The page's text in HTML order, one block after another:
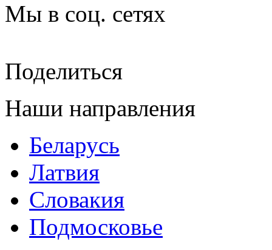
Мы в соц. сетях
Поделиться
Наши направления
Беларусь
Латвия
Словакия
Подмосковье